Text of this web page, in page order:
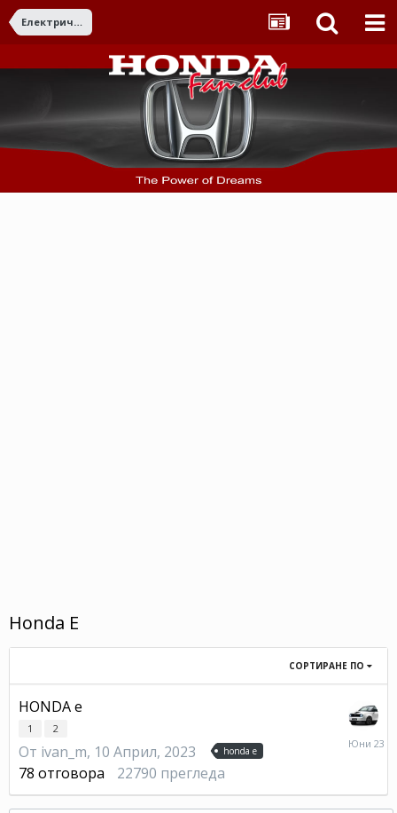
Електрически модели
Honda E
СОРТИРАНЕ ПО
HONDA e
1 2
От ivan_m, 10 Април, 2023 honda e
78 отговора 22790 прегледа
23
Юни